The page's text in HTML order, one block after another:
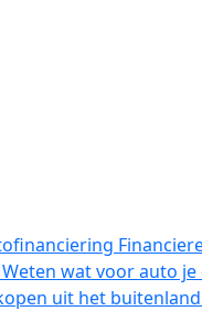
Weten wat voor auto
uit het buitenland